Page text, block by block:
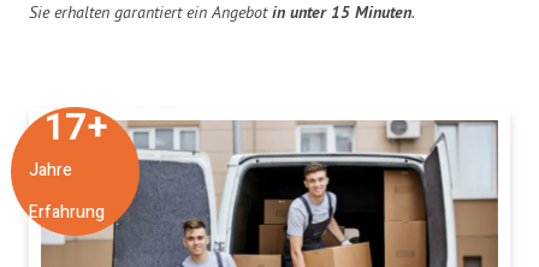
Jahre
Erfahrung
17+
Sie erhalten garantiert ein Angebotin unter 15 Minuten.